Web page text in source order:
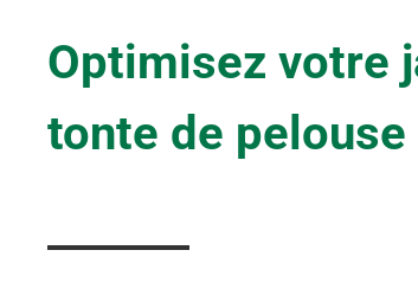
Optimisez votre
tonte de pelouse